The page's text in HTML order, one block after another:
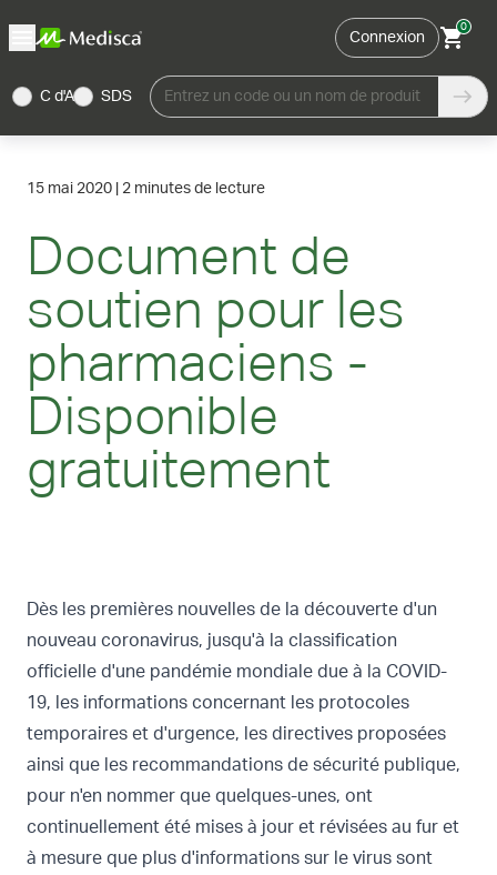
Connexion
0
C d'A SDS Entrez un code ou un nom de produit
15 mai 2020 2 minutes de lecture
Document de
soutien pour les
pharmaciens -
Disponible
gratuitement
Dès les premières nouvelles de la découverte d'un
nouveau coronavirus, jusqu'à la classification
officielle d'une pandémie mondiale due à la COVID-
19, les informations concernant les protocoles
temporaires et d'urgence, les directives proposées
ainsi que les recommandations de sécurité publique,
pour n'en nommer que quelques-unes, ont
continuellement été mises à jour et révisées au fur et
à mesure que plus d'informations sur le virus sont